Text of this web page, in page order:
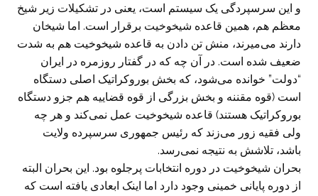
و این سرسپردگی یک سیستم است، یعنی در تشکیلات زیر شیخ
معظم هم، همین قاعده شیخوخیت برقرار است. اما شیخان
دارند می‌میرند، منش تن دادن به قاعده شیخوخیت هم به شدت
ضعیف شده است. در آن چه که در گفتار روزمره در ایران
“دولت” خوانده می‌شود، که بخش بوروکراتیک اصلی دستگاه
است (قوه مقننه و بخش بزرگی از قوه قضاییه هم جزو دستگاه
بوروکراتیک هستند) قاعده شیخوخیت عمل نمی‌کند و هر چه
ولی فقیه زور می‌زند که رئیس جمهوری سرسپرده ولایت
باشد، تلاشش به نتیجه نمی‌رسد.
بحران شیخوخیت در دوره انتخابات پرجلوه بود. این بحران البته
از دوره پایانی خمینی وجود دارد اما اینک ابعادی یافته است که